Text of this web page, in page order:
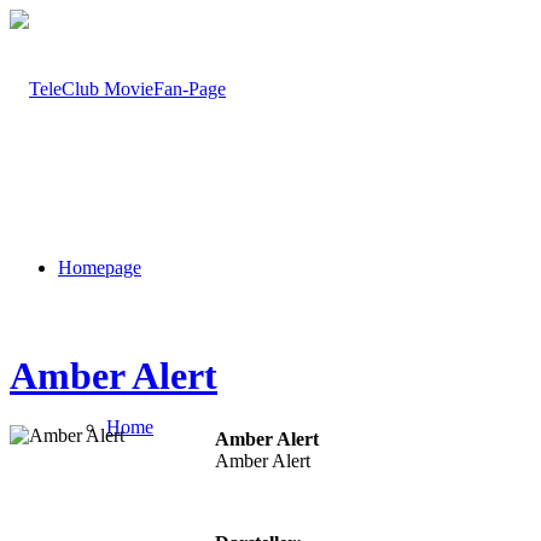
Homepage
Home
Amber Alert
Amber Alert
Amber Alert